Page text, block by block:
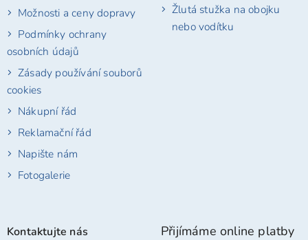
Možnosti a ceny dopravy
Podmínky ochrany
osobních údajů
Zásady používání souborů
cookies
Nákupní řád
Reklamační řád
Napište nám
Fotogalerie
Žlutá stužka na obojku
nebo vodítku
Kontaktujte nás Přijímáme online platby